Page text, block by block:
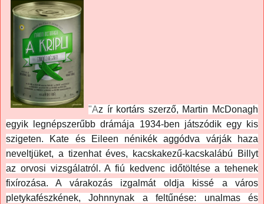
"Az ír kortárs szerző, Martin McDonagh
egyik legnépszerűbb drámája 1934-ben játszódik egy kis
szigeten. Kate és Eileen nénikék aggódva várják haza
neveltjüket, a tizenhat éves, kacskakezű-kacskalábú Billyt
az orvosi vizsgálatról. A fiú kedvenc időtöltése a tehenek
fixírozása. A várakozás izgalmát oldja kissé a város
pletykafészkének, Johnnynak a feltűnése: unalmas és